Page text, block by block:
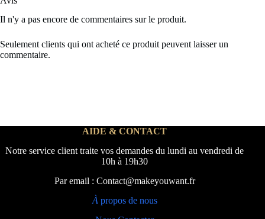
Il n'y a pas encore de commentaires sur le produit.
Seulement clients qui ont acheté ce produit peuvent laisser un
commentaire.
AIDE & CONTACT
Notre service client traite vos demandes du lundi au vendredi de
10h à 19h30
Par email : Contact@makeyouwant.fr
À propos de nous